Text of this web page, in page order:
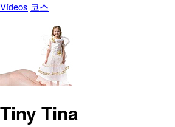
Vídeos 코스
Tiny Tina